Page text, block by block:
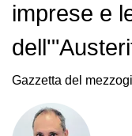
imprese e
Gazzetta del